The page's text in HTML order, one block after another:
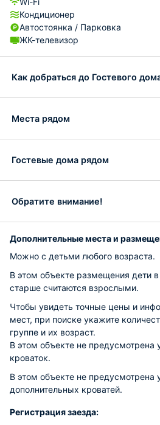
Кондиционер
Автостоянка / Парковка
ЖК-телевизор
Как добраться до Гостевого
Места рядом
Гостевые дома рядом
Обратите внимание!
Дополнительные места и
Можно с детьми любого возраста.
В этом объекте размещения дети
старше считаются взрослыми.
Чтобы увидеть точные цены и
мест, при поиске укажите
группе и их возраст.
В этом объекте не предусмотрена
кроваток.
В этом объекте не предусмотрена
дополнительных кроватей.
Регистрация заезда: